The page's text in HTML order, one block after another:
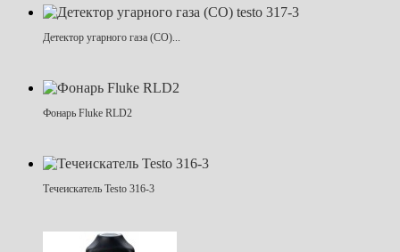
Детектор угарного газа (CO)...
Фонарь Fluke RLD2
Течеискатель Testo 316-3